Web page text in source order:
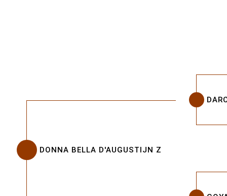
DONNA BELLA D'AUGUSTIJN Z